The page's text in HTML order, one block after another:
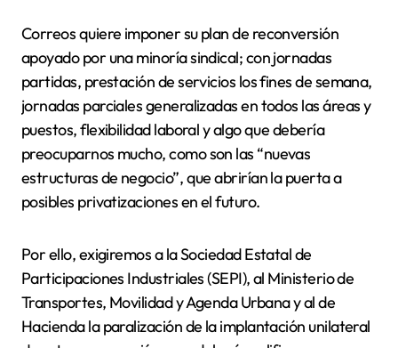
Correos quiere imponer su plan de reconversión
apoyado por una minoría sindical; con jornadas
partidas, prestación de servicios los fines de semana,
jornadas parciales generalizadas en todos las áreas y
puestos, flexibilidad laboral y algo que debería
preocuparnos mucho, como son las “nuevas
estructuras de negocio”, que abrirían la puerta a
posibles privatizaciones en el futuro.
Por ello, exigiremos a la Sociedad Estatal de
Participaciones Industriales (SEPI), al Ministerio de
Transportes, Movilidad y Agenda Urbana y al de
Hacienda la paralización de la implantación unilateral